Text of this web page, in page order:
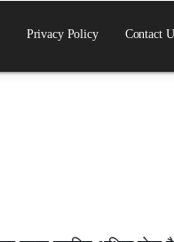
Privacy Policy Contact